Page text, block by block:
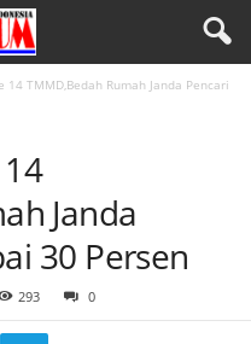
14 TMMD,Bedah Rumah Janda Pencari
Janda
30 Persen
293 0